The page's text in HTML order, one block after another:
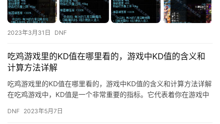
2023年3月31日 DNF
吃鸡游戏里的KD值在哪里看的，游戏中KD值的含义和
计算方法详解
吃鸡游戏里的KD值在哪里看的，游戏中KD值的含义和计算方法详解
在吃鸡游戏中，KD值是一个非常重要的指标。它代表着你在游戏中
DNF 2023年5月7日